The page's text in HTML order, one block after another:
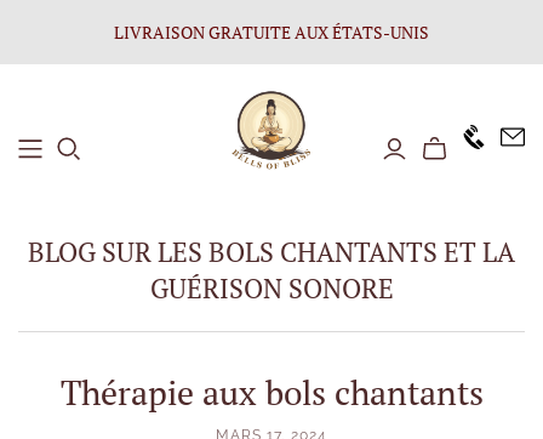
LIVRAISON GRATUITE AUX ÉTATS-UNIS
BLOG SUR LES BOLS CHANTANTS ET LA
GUÉRISON SONORE
Thérapie aux bols chantants
MARS 17, 2024